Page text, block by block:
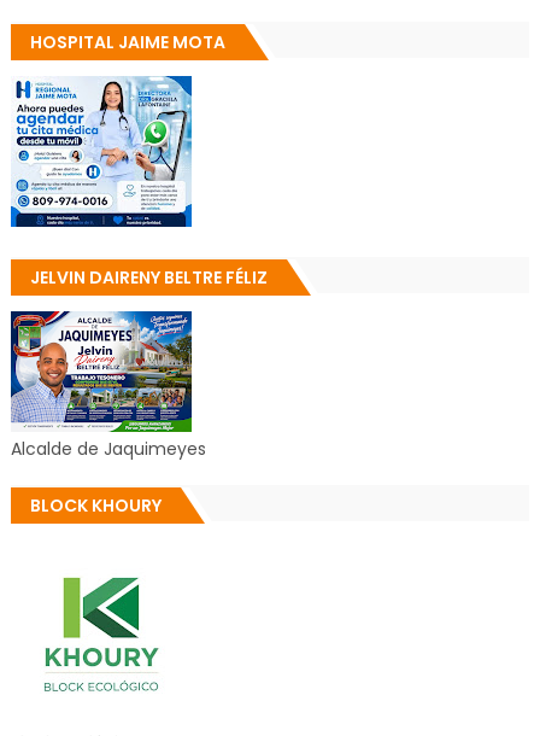
HOSPITAL JAIME MOTA
JELVIN DAIRENY BELTRE FÉLIZ
Alcalde de Jaquimeyes
BLOCK KHOURY